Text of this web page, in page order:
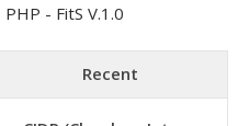
- FitS V.1.0
Recent